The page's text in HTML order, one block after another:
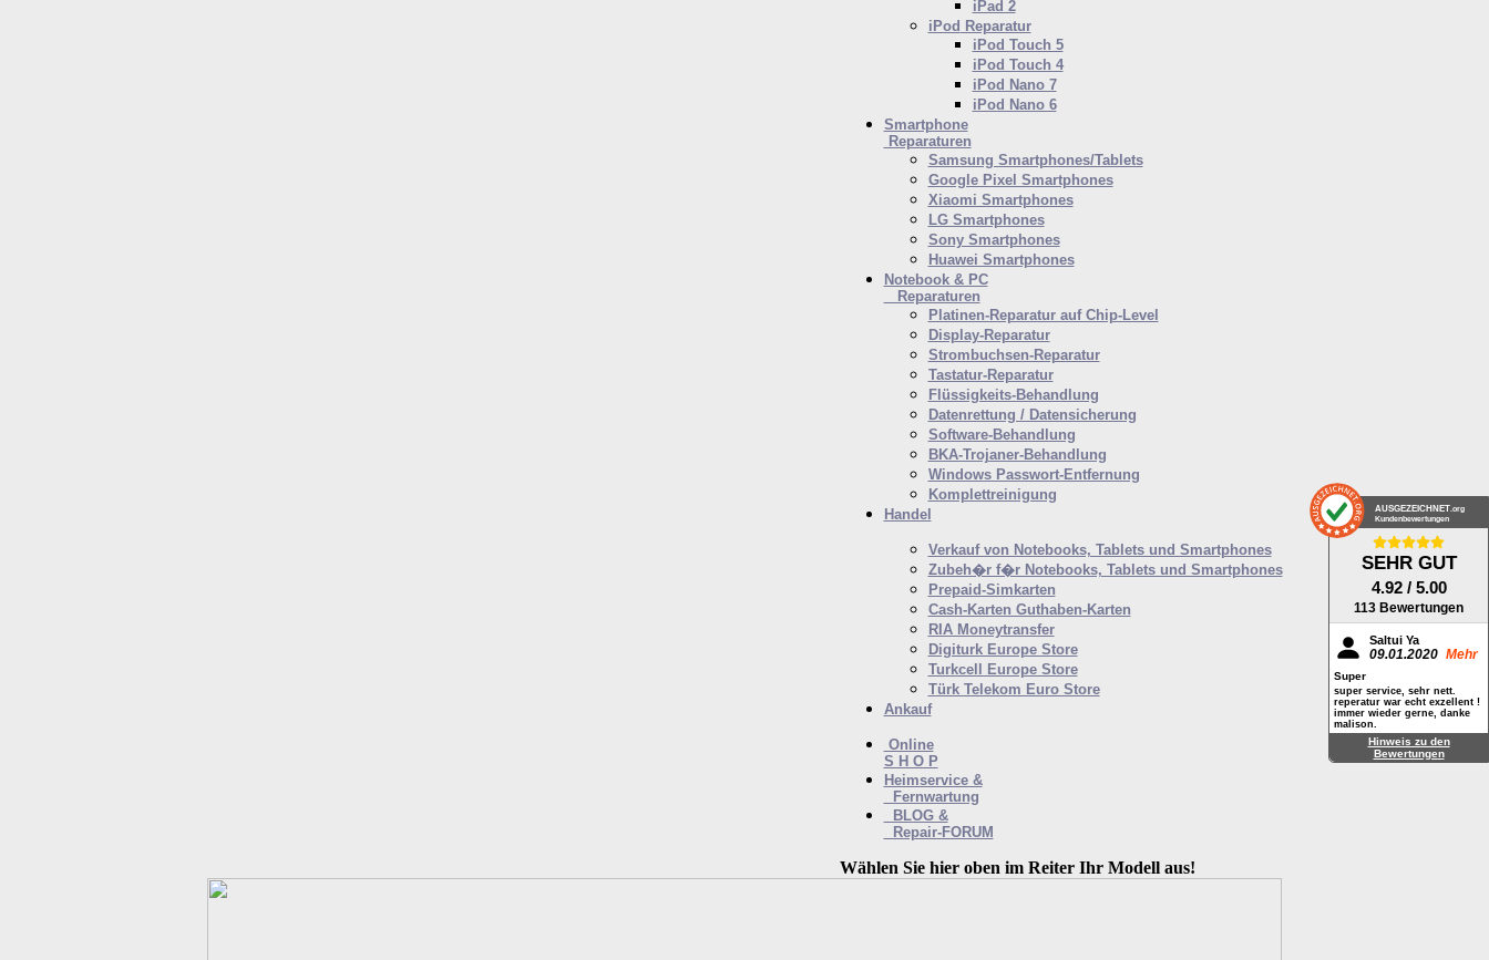
iPad 2
iPod Reparatur
iPod Touch 5
iPod Touch 4
iPod Nano 7
iPod Nano 6
Smartphone
Reparaturen
Samsung Smartphones/Tablets
Google Pixel Smartphones
Xiaomi Smartphones
LG Smartphones
Sony Smartphones
Huawei Smartphones
Notebook & PC
Reparaturen
Platinen-Reparatur auf Chip-Level
Display-Reparatur
Strombuchsen-Reparatur
Tastatur-Reparatur
Flüssigkeits-Behandlung
Datenrettung / Datensicherung
Software-Behandlung
BKA-Trojaner-Behandlung
Windows Passwort-Entfernung
Komplettreinigung
Handel
Verkauf von Notebooks, Tablets und Smartphones
Zubeh�r f�r Notebooks, Tablets und Smartphones
Prepaid-Simkarten
Cash-Karten Guthaben-Karten
RIA Moneytransfer
Digiturk Europe Store
Turkcell Europe Store
Türk Telekom Euro Store
Ankauf
Online
S H O P
Heimservice &
Fernwartung
BLOG &
Repair-FORUM
Wählen Sie hier oben im Reiter Ihr Modell aus!
AUSGEZEICHNET .org
Kundenbewertungen
SEHR GUT
4.92 / 5.00
113 Bewertungen
Saltui Ya
09.01.2020 Mehr
Super
super service, sehr nett.
reperatur war echt exzellent !
immer wieder gerne, danke
malison.
Hinweis zu den
Bewertungen